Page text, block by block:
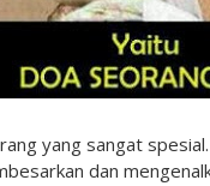
yang sangat spesial.
dan